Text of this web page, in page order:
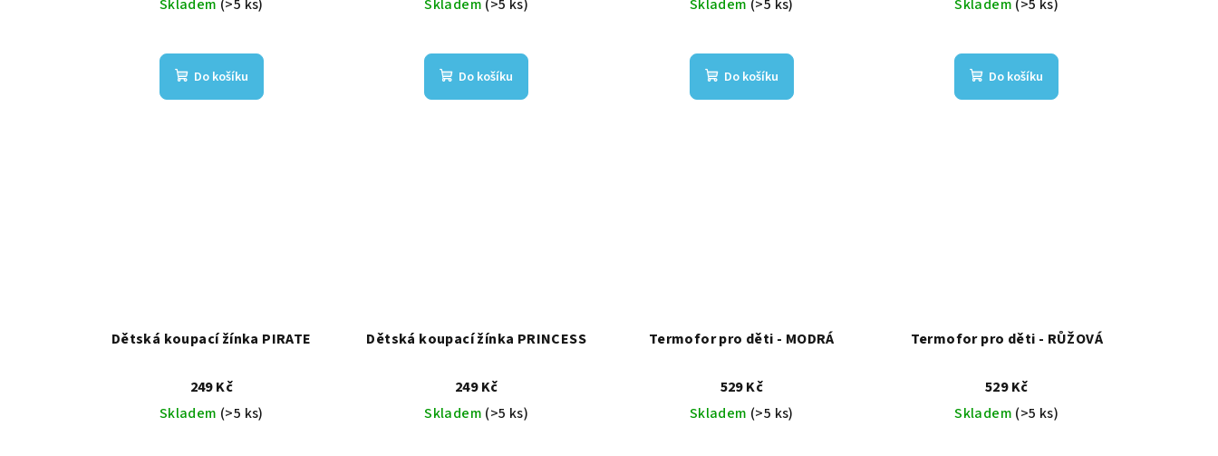
Skladem (>5 ks)
Do košíku
Skladem (>5 ks)
Do košíku
Skladem (>5 ks)
Do košíku
Skladem (>5 ks)
Do košíku
Dětská koupací žínka PIRATE
249 Kč
Skladem (>5 ks)
Dětská koupací žínka PRINCESS
249 Kč
Skladem (>5 ks)
Termofor pro děti - MODRÁ
529 Kč
Skladem (>5 ks)
Termofor pro děti - RŮŽOVÁ
529 Kč
Skladem (>5 ks)